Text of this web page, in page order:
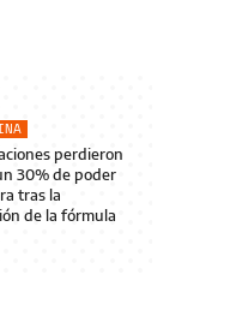
perdieron
30% de poder
tras la
de la fórmula